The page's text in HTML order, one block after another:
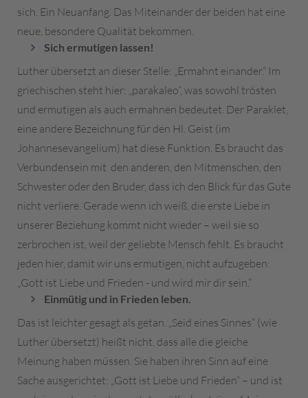
sich. Ein Neuanfang. Das Miteinander der beiden hat eine
neue, besondere Qualität bekommen.
Sich ermutigen lassen!
Luther übersetzt an dieser Stelle: „Ermahnt einander.“ Im
griechischen steht hier: „parakaleo“, was sowohl trösten
und ermutigen als auch ermahnen bedeutet. Der Paraklet,
eine andere Bezeichnung für den Hl. Geist (im
Johannesevangelium) hat diese Funktion. Es braucht das
Verbundensein mit den anderen, den Mitmenschen, den
Schwester oder den Bruder, dass ich den Blick für das Gute
nicht verliere. Gerade wenn ich weiß, die erste Liebe in
unserer Beziehung kommt nicht wieder – weil sie so
zerbrochen ist, weil der geliebte Mensch fehlt. Es braucht
jeden hier, damit wir uns ermutigen, nicht aufzugeben:
„Gott ist Liebe und Frieden - und wird mir dir sein.“
Einmütig und in Frieden leben.
Das ist leichter gesagt als getan. „Seid eines Sinnes“ (wie
Luther übersetzt) heißt nicht, dass alle die gleiche
Meinung haben müssen. Sie haben ihren Sinn auf eine
Sache ausgerichtet: „Gott ist Liebe und Frieden“ – und ist